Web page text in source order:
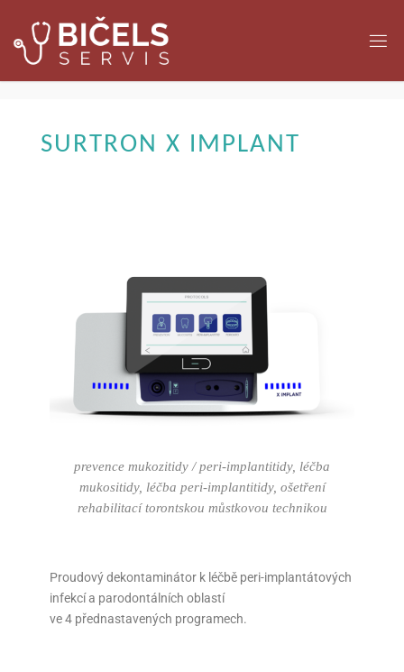
SURTRON X IMPLANT
prevence mukozitidy / peri-implantitidy, léčba
mukositidy, léčba peri-implantitidy, ošetření
rehabilitací torontskou můstkovou technikou
Proudový dekontaminátor k léčbě peri-implantátových
infekcí a parodontálních oblastí
ve 4 přednastavených programech.